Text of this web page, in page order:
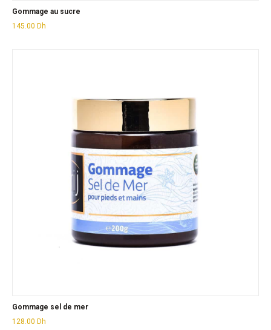
Gommage au sucre
145.00 Dh
Gommage sel de mer
128.00 Dh